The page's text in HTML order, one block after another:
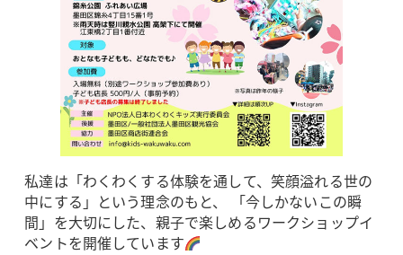
私達は「わくわくする体験を通して、笑顔溢れる世の
中にする」という理念のもと、 「今しかないこの瞬
間」を大切にした、親子で楽しめるワークショップイ
ベントを開催しています